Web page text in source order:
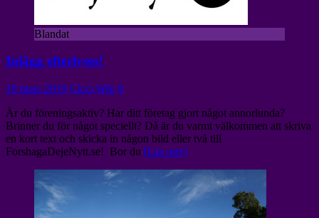
Blandat
Inlägg efterlyses!
19 mars 2019 Cicci Wik 0
Är du föreningsaktiv? Har ditt företag gjort något annorlunda?
Brinner du för något speciellt? Då är du varmt välkommen att skriva
en kort text och skicka in någon bild eller två till
ForshagaDejeNytt.se! Bor du [Läs mer]